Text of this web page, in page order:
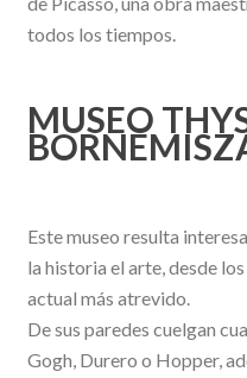
todos los tiempos.
MUSEO
Este museo resulta
la historia el arte, desde
actual más atrevido.
De sus paredes cuelgan
Gogh, Durero o Hopper,